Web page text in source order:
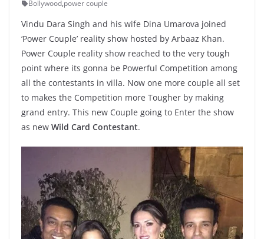
Bollywood,power couple
Vindu Dara Singh and his wife Dina Umarova joined
‘Power Couple’ reality show hosted by Arbaaz Khan.
Power Couple reality show reached to the very tough
point where its gonna be Powerful Competition among
all the contestants in villa. Now one more couple all set
to makes the Competition more Tougher by making
grand entry. This new Couple going to Enter the show
as new Wild Card Contestant.